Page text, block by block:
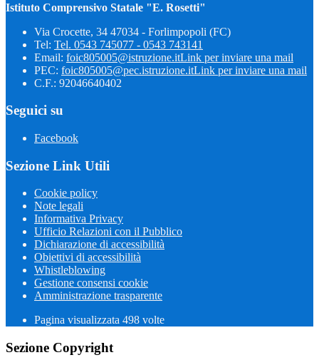
Istituto Comprensivo Statale "E. Rosetti"
Via Crocette, 34 47034 - Forlimpopoli (FC)
Tel: Tel. 0543 745077 - 0543 743141
Email: foic805005@istruzione.itLink per inviare una mail
PEC: foic805005@pec.istruzione.itLink per inviare una mail
C.F.: 92046640402
Seguici su
Facebook
Sezione Link Utili
Cookie policy
Note legali
Informativa Privacy
Ufficio Relazioni con il Pubblico
Dichiarazione di accessibilità
Obiettivi di accessibilità
Whistleblowing
Gestione consensi cookie
Amministrazione trasparente
Pagina visualizzata 498 volte
Sezione Copyright